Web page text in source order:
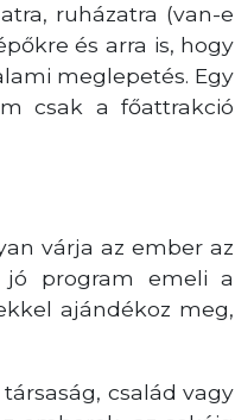
ruházatra (van-e
és arra is, hogy
meglepetés. Egy
csak a főattrakció
várja az ember az
program emeli a
ajándékoz meg,
család vagy